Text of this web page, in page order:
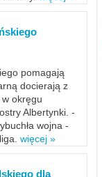
pomagają
docierają z
okręgu
Albertynki. -
wojna -
więcej »
dla